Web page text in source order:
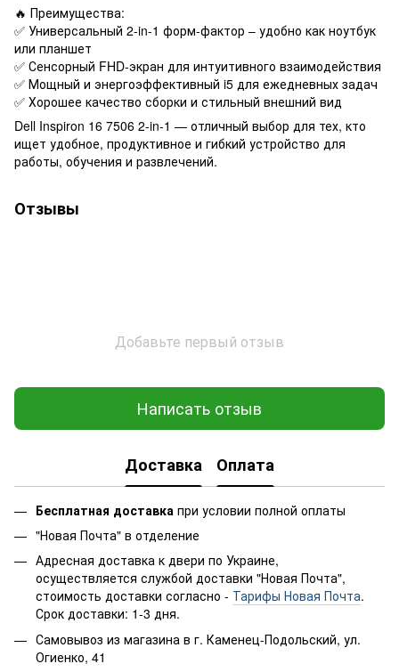
🔥 Преимущества:
✅ Универсальный 2-in-1 форм-фактор – удобно как ноутбук
или планшет
✅ Сенсорный FHD-экран для интуитивного взаимодействия
✅ Мощный и энергоэффективный i5 для ежедневных задач
✅ Хорошее качество сборки и стильный внешний вид
Dell Inspiron 16 7506 2-in-1 — отличный выбор для тех, кто
ищет удобное, продуктивное и гибкий устройство для
работы, обучения и развлечений.
Отзывы
Добавьте первый отзыв
Написать отзыв
Доставка Оплата
Бесплатная доставка при условии полной оплаты
"Новая Почта" в отделение
Адресная доставка к двери по Украине,
осуществляется службой доставки "Новая Почта",
стоимость доставки согласно - Тарифы Новая Почта.
Срок доставки: 1-3 дня.
Самовывоз из магазина в г. Каменец-Подольский, ул.
Огиенко, 41